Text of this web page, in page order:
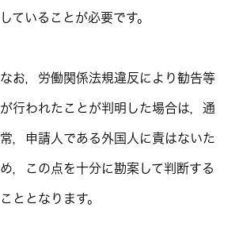
していることが必要です。
なお，労働関係法規違反により勧告等
が行われたことが判明した場合は，通
常，申請人である外国人に責はないた
め，この点を十分に勘案して判断する
こととなります。